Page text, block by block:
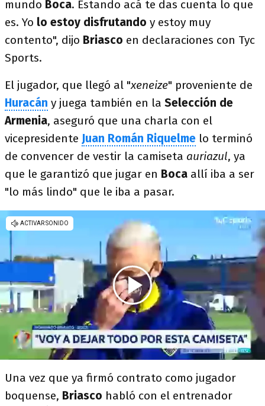
mundo Boca. Estando acá te das cuenta lo que
es. Yo lo estoy disfrutando y estoy muy
contento", dijo Briasco en declaraciones con Tyc
Sports.
El jugador, que llegó al "xeneize" proveniente de
Huracán y juega también en la Selección de
Armenia, aseguró que una charla con el
vicepresidente Juan Román Riquelme lo terminó
de convencer de vestir la camiseta auriazul, ya
que le garantizó que jugar en Boca allí iba a ser
"lo más lindo" que le iba a pasar.
Una vez que ya firmó contrato como jugador
boquense, Briasco habló con el entrenador